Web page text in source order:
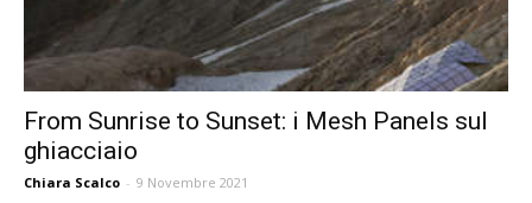
From Sunrise to Sunset: i Mesh Panels sul
ghiacciaio
Chiara Scalco - 9 Novembre 2021